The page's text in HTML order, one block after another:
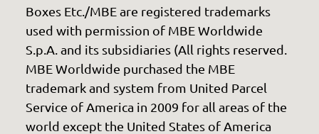
Boxes Etc./MBE are registered trademarks
used with permission of MBE Worldwide
S.p.A. and its subsidiaries (All rights reserved.
MBE Worldwide purchased the MBE
trademark and system from United Parcel
Service of America in 2009 for all areas of the
world except the United States of America